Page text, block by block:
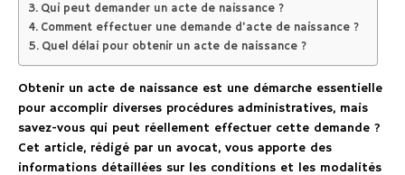
Qui peut demander un acte de naissance ?
Comment effectuer une demande d’acte de naissance ?
Quel délai pour obtenir un acte de naissance ?
Obtenir un acte de naissance est une démarche essentielle
pour accomplir diverses procédures administratives, mais
savez-vous qui peut réellement effectuer cette demande ?
Cet article, rédigé par un avocat, vous apporte des
informations détaillées sur les conditions et les modalités